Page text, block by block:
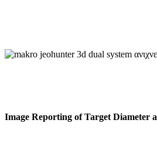
Image Reporting of Target Diameter